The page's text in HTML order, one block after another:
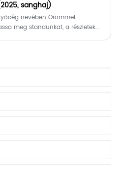
sanghaj)
Örömmel
meg standunkat, a részletek